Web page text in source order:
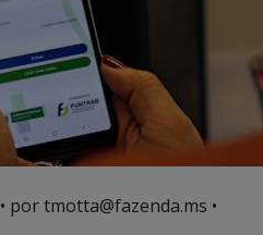
• por tmotta@fazenda.ms •